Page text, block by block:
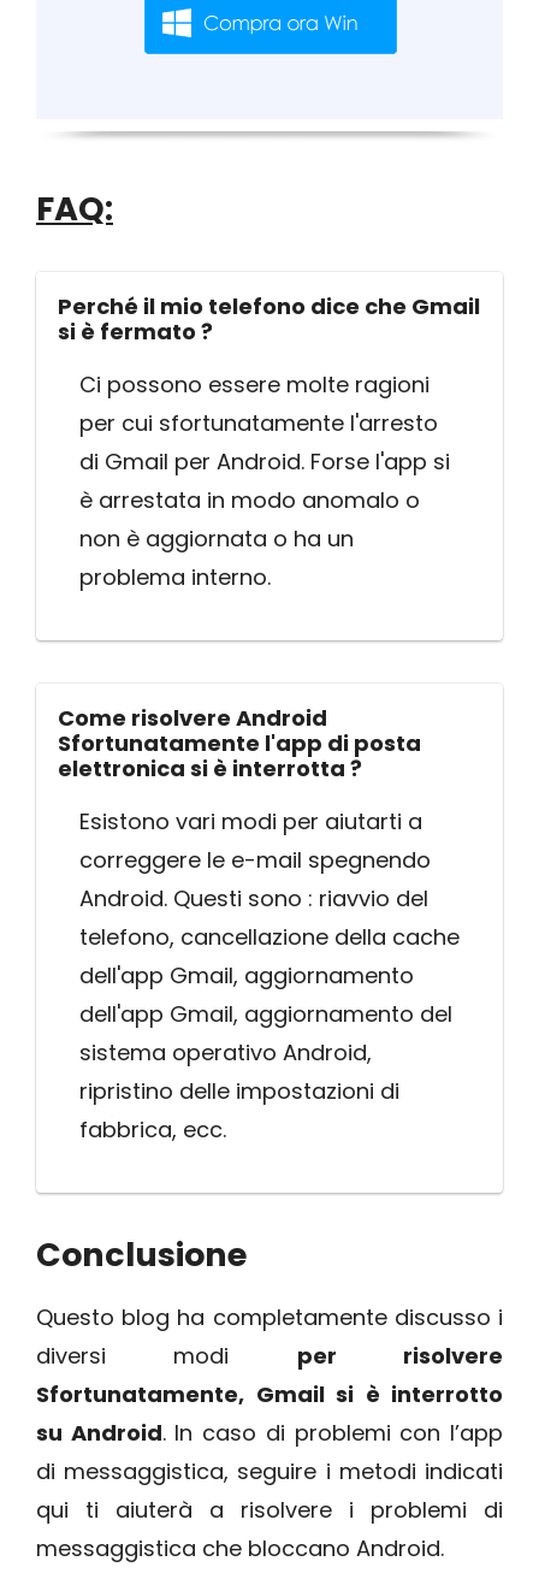
FAQ:
Perché il mio telefono dice che Gmail
si è fermato ?
Ci possono essere molte ragioni
per cui sfortunatamente l'arresto
di Gmail per Android. Forse l'app si
è arrestata in modo anomalo o
non è aggiornata o ha un
problema interno.
Come risolvere Android
Sfortunatamente l'app di posta
elettronica si è interrotta ?
Esistono vari modi per aiutarti a
correggere le e-mail spegnendo
Android. Questi sono : riavvio del
telefono, cancellazione della cache
dell'app Gmail, aggiornamento
dell'app Gmail, aggiornamento del
sistema operativo Android,
ripristino delle impostazioni di
fabbrica, ecc.
Conclusione
Questo blog ha completamente discusso i
diversi modi per risolvere
Sfortunatamente, Gmail si è interrotto
su Android. In caso di problemi con l’app
di messaggistica, seguire i metodi indicati
qui ti aiuterà a risolvere i problemi di
messaggistica che bloccano Android.